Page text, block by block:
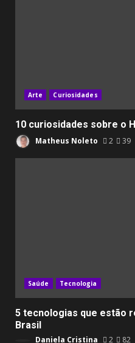
Arte Curiosidades
10 curiosidades sobre o
Matheus Noleto 2 39
Saúde Tecnologia
5 tecnologias que estão
Brasil
Daniela Cristina 2 82